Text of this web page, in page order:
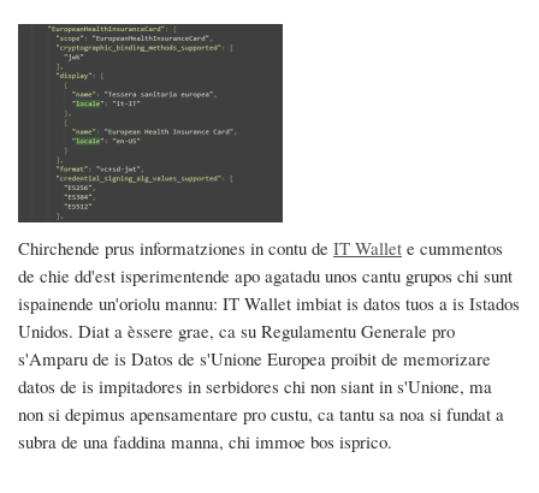
Chirchende prus informatziones in contu de IT Wallet e cummentos
de chie dd'est isperimentende apo agatadu unos cantu grupos chi sunt
ispainende un'oriolu mannu: IT Wallet imbiat is datos tuos a is Istados
Unidos. Diat a èssere grae, ca su Regulamentu Generale pro
s'Amparu de is Datos de s'Unione Europea proibit de memorizare
datos de is impitadores in serbidores chi non siant in s'Unione, ma
non si depimus apensamentare pro custu, ca tantu sa noa si fundat a
subra de una faddina manna, chi immoe bos isprico.